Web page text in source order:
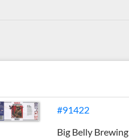
#91422
Big Belly Brewing